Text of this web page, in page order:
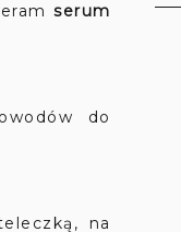
serum
do
na